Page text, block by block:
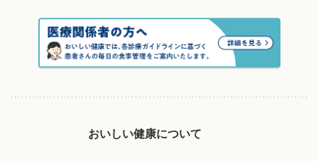
おいしい健康について